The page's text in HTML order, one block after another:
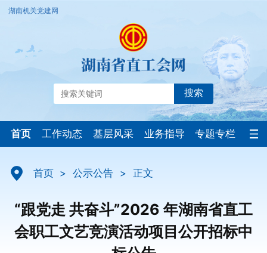
湖南机关党建网
搜索
首页 工作动态 基层风采 业务指导 专题专栏
首页 > 公示公告 > 正文
“跟党走 共奋斗”2026 年湖南省直工
会职工文艺竞演活动项目公开招标中